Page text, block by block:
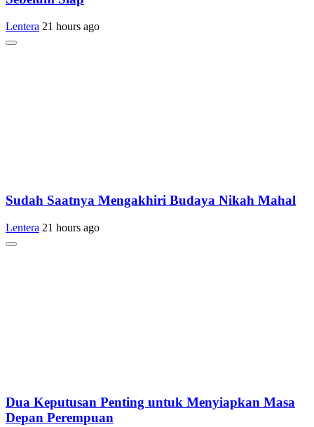
Lentera 21 hours ago
Sudah Saatnya Mengakhiri Budaya Nikah Mahal
Lentera 21 hours ago
Dua Keputusan Penting untuk Menyiapkan Masa
Depan Perempuan